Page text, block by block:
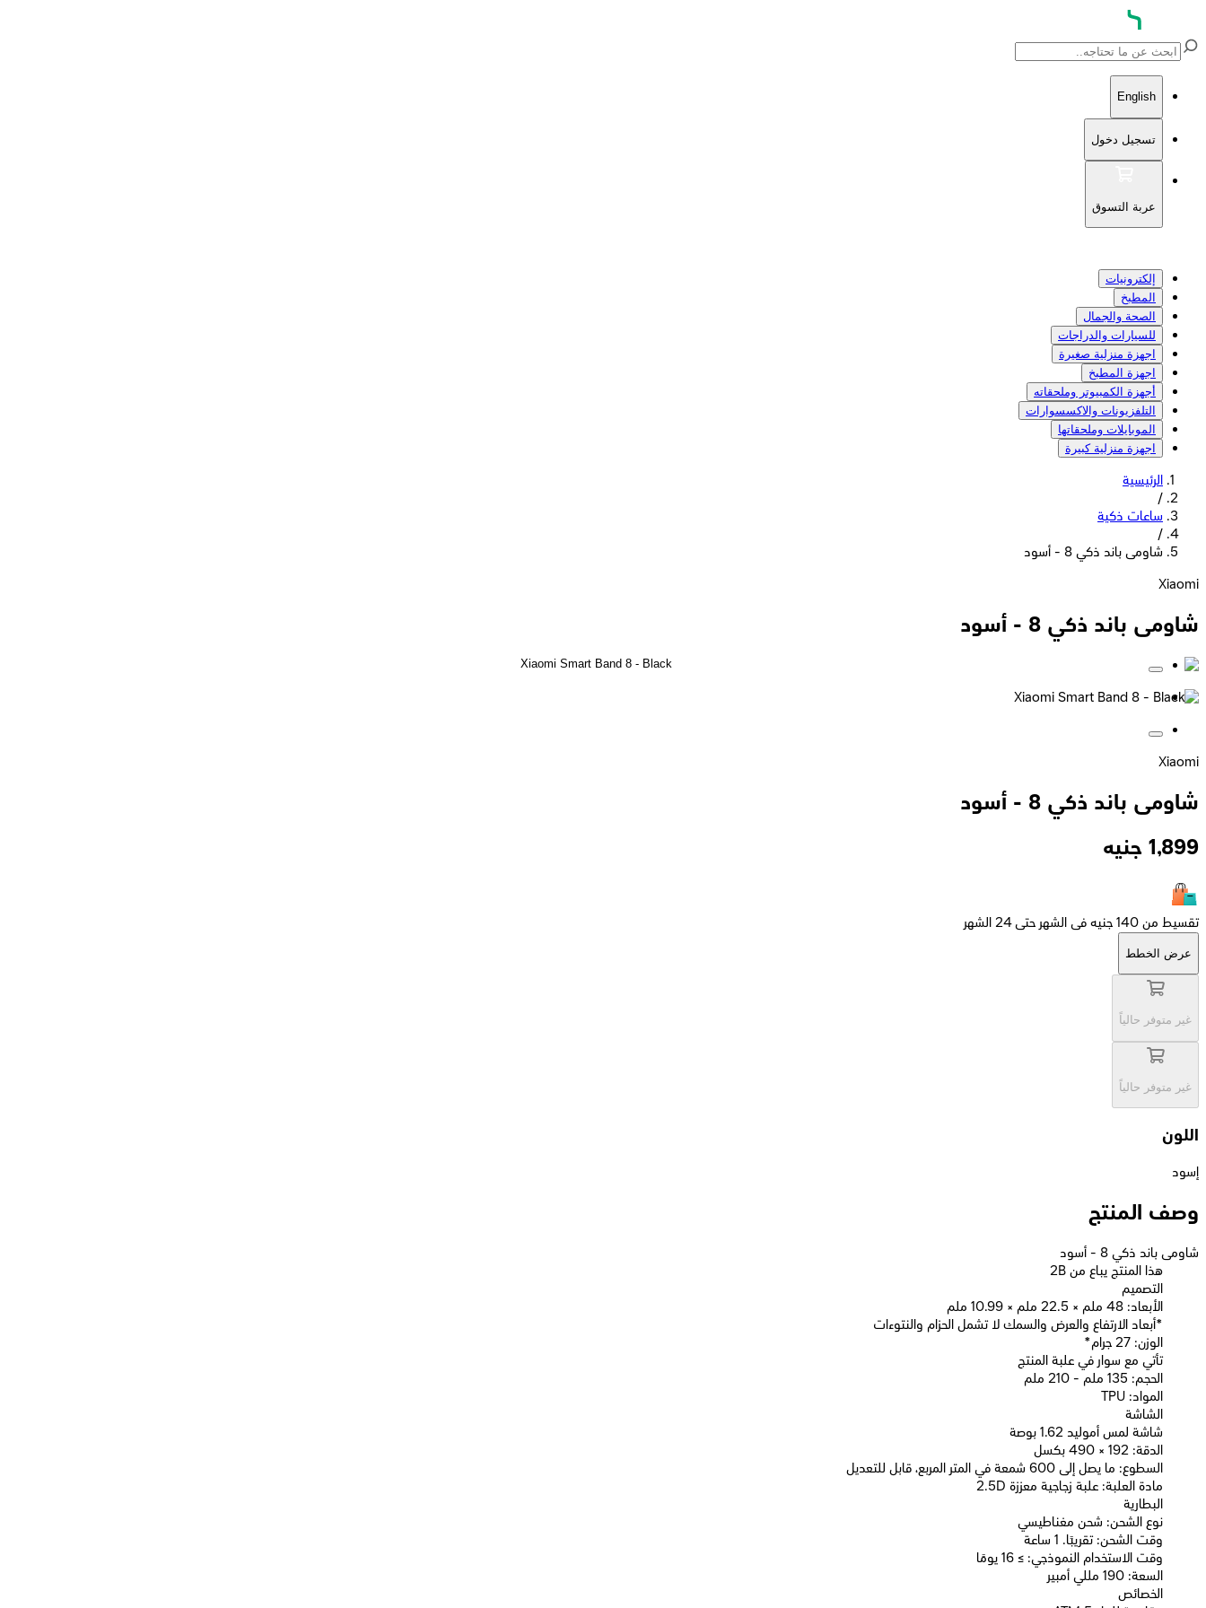
English
تسجيل دخول
عربة التسوق
إلكترونيات
المطبخ
الصحة والجمال
للسيارات والدراجات
اجهزة منزلية صغيرة
اجهزة المطبخ
أجهزة الكمبيوتر وملحقاته
التلفزيونات والاكسسوارات
الموبايلات وملحقاتها
اجهزة منزلية كبيرة
الرئيسية
/
ساعات ذكية
/
شاومى باند ذكي 8 - أسود
Xiaomi
شاومى باند ذكي 8 - أسود
Xiaomi
شاومى باند ذكي 8 - أسود
1,899 جنيه
تقسيط من 140 جنيه فى الشهر حتى 24 الشهر
عرض الخطط
غير متوفر حالياً
غير متوفر حالياً
اللون
إسود
وصف المنتج
شاومى باند ذكي 8 - أسود
2B هذا المنتج يباع من
التصميم
الأبعاد: 48 ملم × 22.5 ملم × 10.99 ملم
*أبعاد الارتفاع والعرض والسمك لا تشمل الحزام والنتوءات
الوزن: 27 جرام*
تأتي مع سوار في علبة المنتج
الحجم: 135 ملم - 210 ملم
المواد: TPU
الشاشة
شاشة لمس أموليد 1.62 بوصة
الدقة: 192 × 490 بكسل
السطوع: ما يصل إلى 600 شمعة في المتر المربع، قابل للتعديل
مادة العلبة: علبة زجاجية معززة 2.5D
البطارية
نوع الشحن: شحن مغناطيسي
وقت الشحن: تقريبًا. 1 ساعة
وقت الاستخدام النموذجي: ≥ 16 يومًا
السعة: 190 مللي أمبير
الخصائص